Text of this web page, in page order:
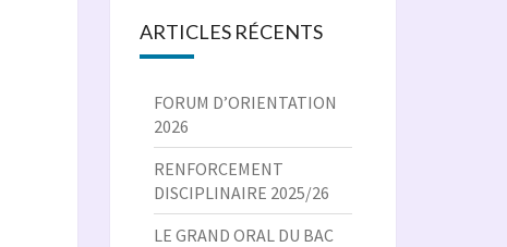
ARTICLES RÉCENTS
FORUM D’ORIENTATION
2026
RENFORCEMENT
DISCIPLINAIRE 2025/26
LE GRAND ORAL DU BAC